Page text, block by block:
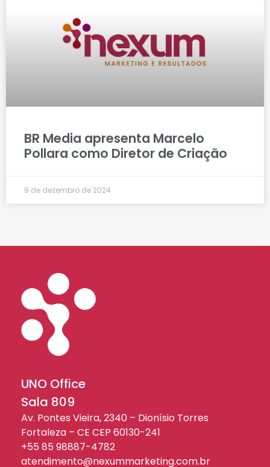
BR Media apresenta Marcelo
Pollara como Diretor de Criação
9 de dezembro de 2024
UNO Office
Sala 809
Av. Pontes Vieira, 2340 – Dionísio Torres
Fortaleza – CE CEP 60130-241
+55 85 98887-4782
atendimento@nexummarketing.com.br